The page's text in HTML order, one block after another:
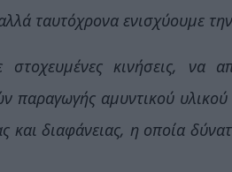
ταυτόχρονα ενισχύουμε
στοχευμένες κινήσεις, να
παραγωγής αμυντικού
διαφάνειας, η οποία